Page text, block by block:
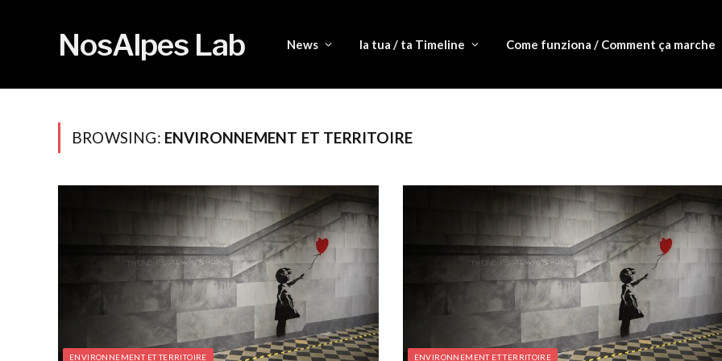
NosAlpes Lab News la tua / ta Timeline Come funziona / Comment ça marche
BROWSING: ENVIRONNEMENT ET TERRITOIRE
ENVIRONNEMENT ET TERRITOIRE ENVIRONNEMENT ET TERRITOIRE